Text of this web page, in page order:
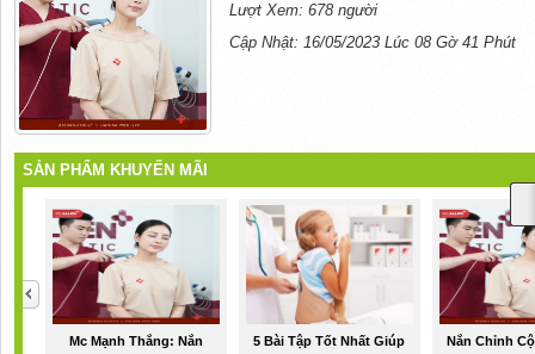
Lượt Xem: 678 người
Cập Nhật: 16/05/2023 Lúc 08 Gờ 41 Phút
SẢN PHẨM KHUYẾN MÃI
Mc Mạnh Thắng: Nắn
5 Bài Tập Tốt Nhất Giúp
Nắn Chỉnh